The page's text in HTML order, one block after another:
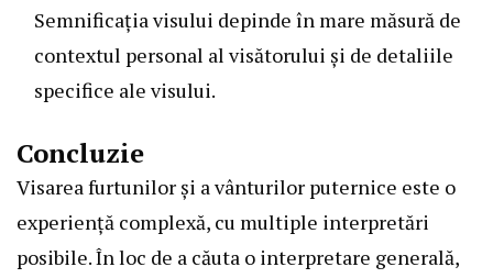
Semnificația visului depinde în mare măsură de
contextul personal al visătorului și de detaliile
specifice ale visului.
Concluzie
Visarea furtunilor și a vânturilor puternice este o
experiență complexă, cu multiple interpretări
posibile. În loc de a căuta o interpretare generală,